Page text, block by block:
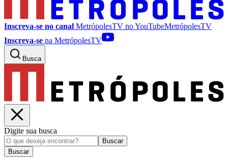
Inscreva-se no canal MetrópolesTV noYouTubeMetrópolesTV
Inscreva-se na MetrópolesTV
Busca
Digite sua busca
Buscar
Buscar